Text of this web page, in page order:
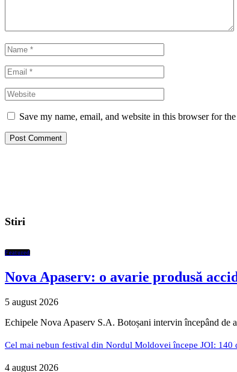
Save my name, email, and website in this browser for
Stiri
Featured
Nova Apaserv: o avarie produsă
5 august 2026
Echipele Nova Apaserv S.A. Botoșani intervin începând de
Cel mai nebun festival din Nordul Moldovei începe JOI:
4 august 2026